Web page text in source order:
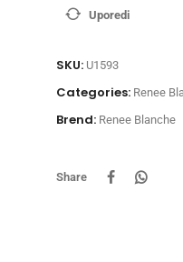
Uporedi
SKU: U1593
Categories: Renee
Brend: Renee Blanche
Share